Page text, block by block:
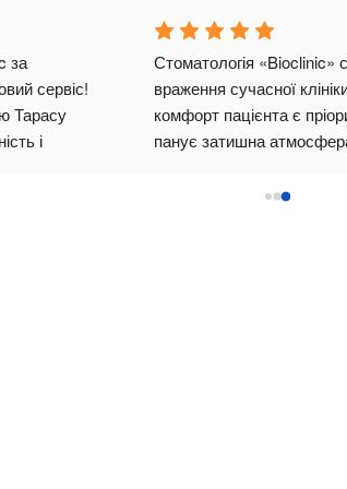
вже
які
Дуже дякую пародонтологу
Горбанюк Ірині за професійний
і турботу! Лікар уважна, все
зрозуміло, лікування пройшло
хорошому стані, немає